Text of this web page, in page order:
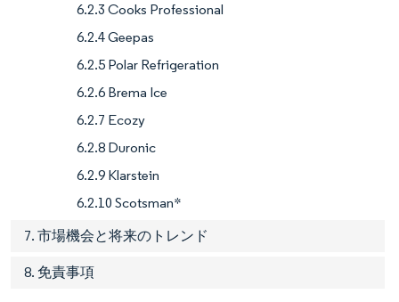
6.2.3 Cooks Professional
6.2.4 Geepas
6.2.5 Polar Refrigeration
6.2.6 Brema Ice
6.2.7 Ecozy
6.2.8 Duronic
6.2.9 Klarstein
6.2.10 Scotsman*
7. 市場機会と将来のトレンド
8. 免責事項